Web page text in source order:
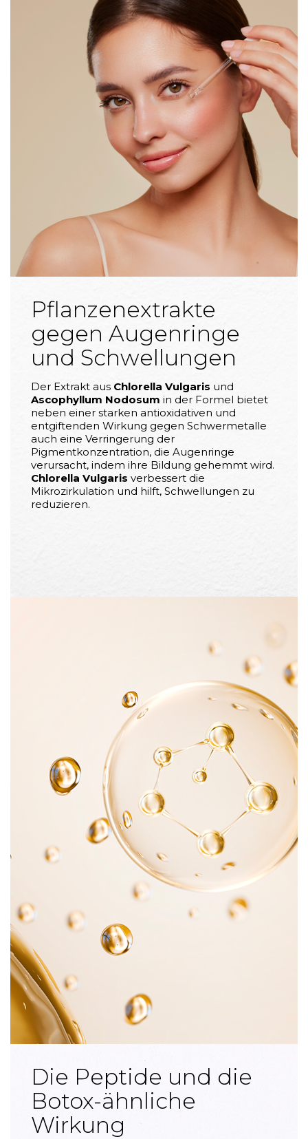
Pflanzenextrakte
gegen Augenringe
und Schwellungen
Der Extrakt aus Chlorella Vulgaris und
Ascophyllum Nodosum in der Formel bietet
neben einer starken antioxidativen und
entgiftenden Wirkung gegen Schwermetalle
auch eine Verringerung der
Pigmentkonzentration, die Augenringe
verursacht, indem ihre Bildung gehemmt wird.
Chlorella Vulgaris verbessert die
Mikrozirkulation und hilft, Schwellungen zu
reduzieren.
Die Peptide und die
Botox-ähnliche
Wirkung